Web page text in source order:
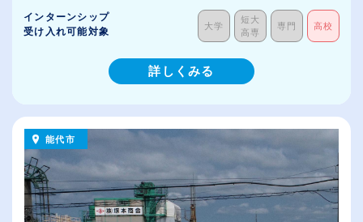
インターンシップ
受け入れ可能対象
大学
短大
高専
専門 高校
詳しくみる
能代市